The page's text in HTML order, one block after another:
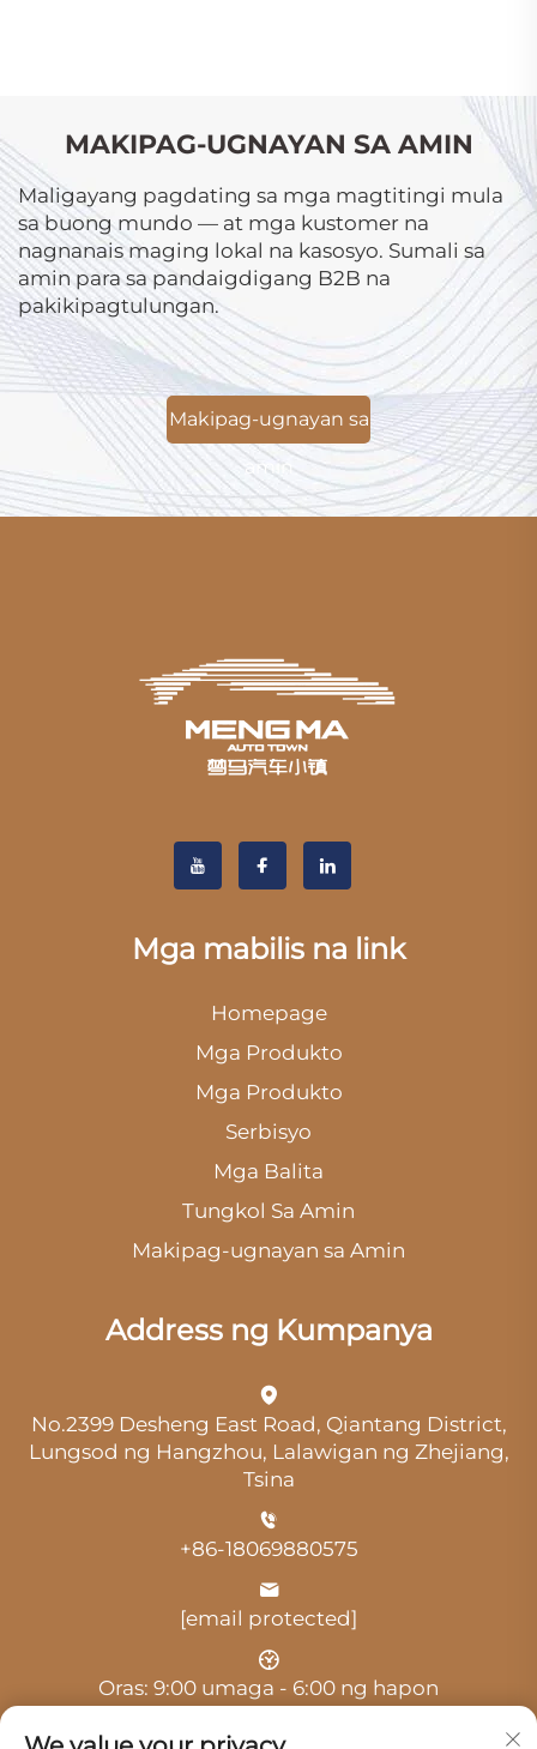
MAKIPAG-UGNAYAN SA AMIN
Maligayang pagdating sa mga magtitingi mula
sa buong mundo — at mga kustomer na
nagnanais maging lokal na kasosyo. Sumali sa
amin para sa pandaigdigang B2B na
pakikipagtulungan.
Makipag-ugnayan sa
amin
Mga mabilis na link
Homepage
Mga Produkto
Mga Produkto
Serbisyo
Mga Balita
Tungkol Sa Amin
Makipag-ugnayan sa Amin
Address ng Kumpanya
No.2399 Desheng East Road, Qiantang District,
Lungsod ng Hangzhou, Lalawigan ng Zhejiang,
Tsina
+86-18069880575
[email protected]
Oras: 9:00 umaga - 6:00 ng hapon